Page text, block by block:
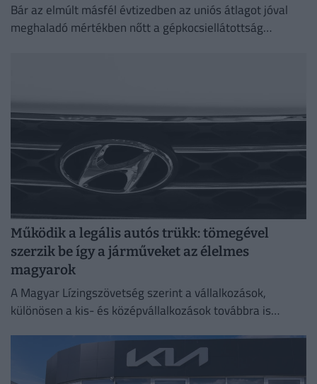
Bár az elmúlt másfél évtizedben az uniós átlagot jóval
meghaladó mértékben nőtt a gépkocsiellátottság
Működik a legális autós trükk: tömegével
szerzik be így a járműveket az élelmes
magyarok
A Magyar Lízingszövetség szerint a vállalkozások,
különösen a kis- és középvállalkozások továbbra is